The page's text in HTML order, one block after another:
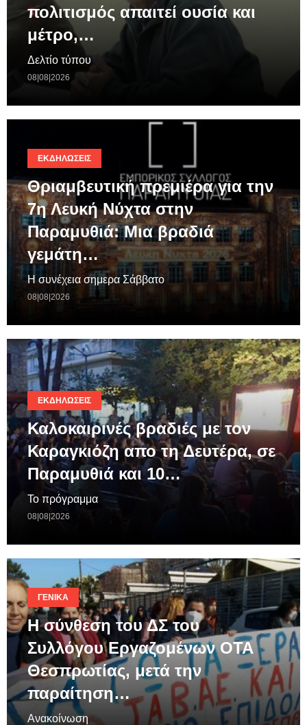
πολιτισμός απαιτεί ουσία και
μέτρο,…
Δελτίο τύπου
08|08|2026
ΕΚΔΗΛΏΣΕΙΣ
Θριαμβευτική πρεμιέρα για την
7η Λευκή Νύχτα στην
Παραμυθιά: Μια βραδιά
γεμάτη…
Η συνέχεια σημερα Σάββατο
08|08|2026
ΕΚΔΗΛΏΣΕΙΣ
Καλοκαιρινές βραδιές με τον
Καραγκιόζη απο τη Δευτέρα, σε
Παραμυθιά και 10…
Το πρόγραμμα
08|08|2026
ΓΕΝΙΚΆ
Η σύνθεση του ΔΣ του
Συλλόγου Εργαζομένων ΟΤΑ
Θεσπρωτίας, μετά την
παραίτηση…
Ανακοίνωση